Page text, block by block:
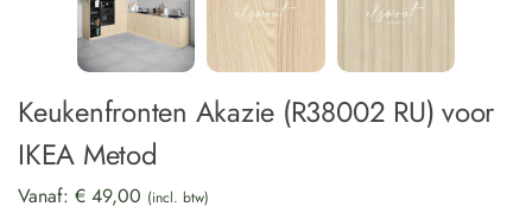
Keukenfronten Akazie (R38002 RU) voor
IKEA Metod
Vanaf: € 49,00 (incl. btw)